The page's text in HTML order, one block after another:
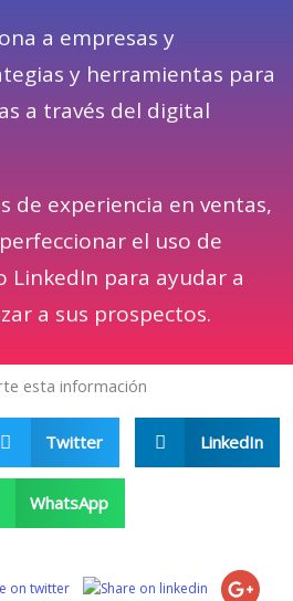
a empresas y
y herramientas para
a través del digital
de experiencia en ventas,
el uso de
LinkedIn para ayudar a
a sus prospectos.
esta información
Twitter LinkedIn
WhatsApp